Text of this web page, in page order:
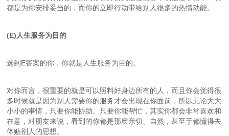
都是为你安排妥当的，而你的立即行动带给别人很多的热情动能。
(E)人生服务为目的
选到E答案的你，你就是人生服务为目的。
对你而言，很重要的就是可以照料好身边所有的人，而且你会觉得很
多时候就是因为别人需要你的服务才会出现在你面前，所以无论大大
小小的事情，只要你能协助、只要你能帮忙，其实你都会非常喜欢和
在意，对朋友来说，看到的你都是那麽亲切、自然，甚至于都懂得去
体贴别人的思想。